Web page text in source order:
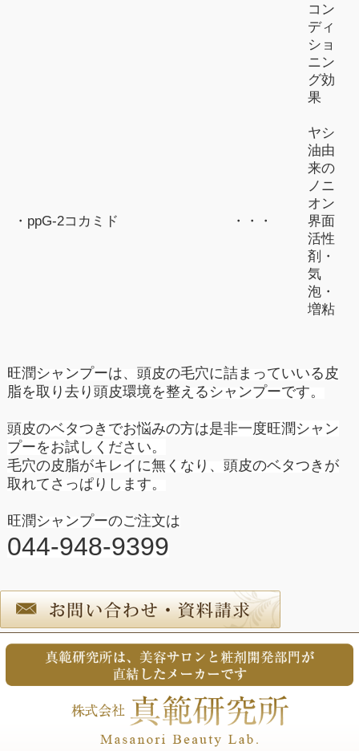
コン
ディ
ショ
ニン
グ効
果
・ppG-2コカミド ・・・
ヤシ
油由
来の
ノニ
オン
界面
活性
剤・
気
泡・
増粘
旺潤シャンプーは、頭皮の毛穴に詰まっていいる皮
脂を取り去り頭皮環境を整えるシャンプーです。
頭皮のベタつきでお悩みの方は是非一度旺潤シャン
プーをお試しください。
毛穴の皮脂がキレイに無くなり、頭皮のベタつきが
取れてさっぱりします。
旺潤シャンプーのご注文は
044-948-9399